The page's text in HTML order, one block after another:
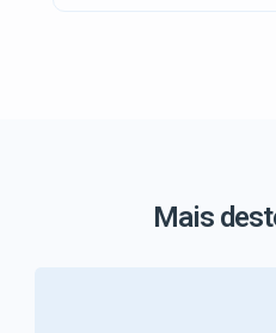
Mais